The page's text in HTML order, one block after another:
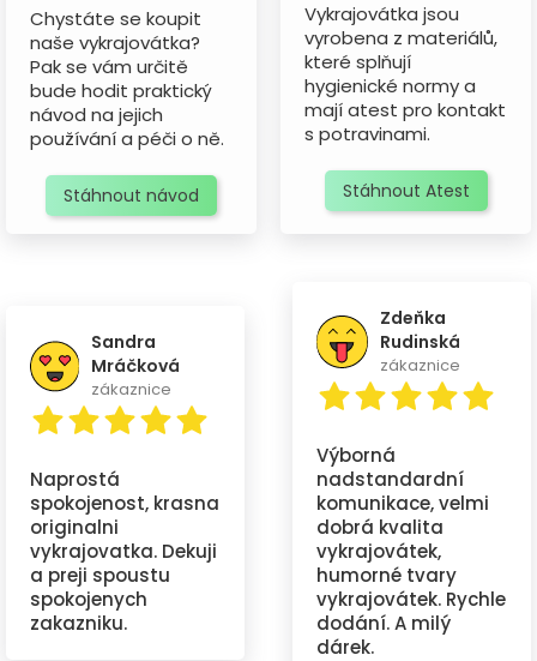
Chystáte se koupit
naše vykrajovátka?
Pak se vám určitě
bude hodit praktický
návod na jejich
používání a péči o ně.
Stáhnout návod
Vykrajovátka jsou
vyrobena z materiálů,
které splňují
hygienické normy a
mají atest pro kontakt
s potravinami.
Stáhnout Atest
Sandra
Mráčková
zákaznice
Naprostá
spokojenost, krasna
originalni
vykrajovatka. Dekuji
a preji spoustu
spokojenych
zakazniku.
Zdeňka
Rudinská
zákaznice
Výborná
nadstandardní
komunikace, velmi
dobrá kvalita
vykrajovátek,
humorné tvary
vykrajovátek. Rychle
dodání. A milý
dárek.